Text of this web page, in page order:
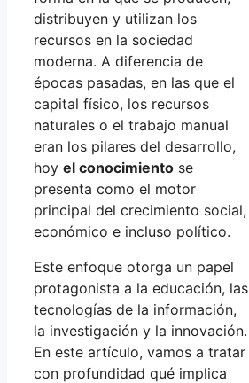
distribuyen y utilizan los
recursos en la sociedad
moderna. A diferencia de
épocas pasadas, en las que el
capital físico, los recursos
naturales o el trabajo manual
eran los pilares del desarrollo,
hoy el conocimiento se
presenta como el motor
principal del crecimiento social,
económico e incluso político.
Este enfoque otorga un papel
protagonista a la educación, las
tecnologías de la información,
la investigación y la innovación.
En este artículo, vamos a tratar
con profundidad qué implica